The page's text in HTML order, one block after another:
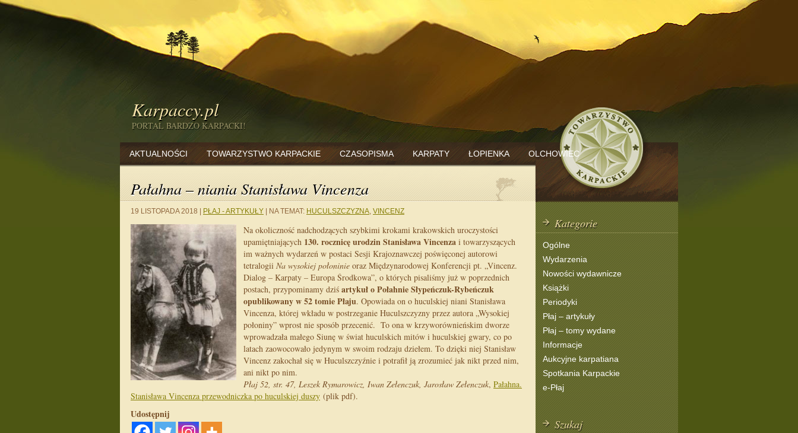
Karpaccy.pl
PORTAL BARDZO KARPACKI!
AKTUALNOŚCI TOWARZYSTWO KARPACKIE CZASOPISMA KARPATY ŁOPIENKA OLCHOWIEC
Pałahna – niania Stanisława Vincenza
19 LISTOPADA 2018 PŁAJ - ARTYKUŁY NA TEMAT: HUCULSZCZYZNA, VINCENZ
Na okoliczność nadchodzących szybkimi krokami krakowskich uroczystości
upamiętniających 130. rocznicę urodzin Stanisława Vincenza i towarzyszących
im ważnych wydarzeń w postaci Sesji Krajoznawczej poświęconej autorowi
tetralogii Na wysokiej połoninie oraz Międzynarodowej Konferencji pt. „Vincenz.
Dialog – Karpaty – Europa Środkowa”, o których pisaliśmy już w poprzednich
postach, przypominamy dziś artykuł o Połahnie Słypeńczuk-Rybeńczuk
opublikowany w 52 tomie Płaju. Opowiada on o huculskiej niani Stanisława
Vincenza, której wkładu w postrzeganie Huculszczyzny przez autora „Wysokiej
połoniny” wprost nie sposób przecenić. To ona w krzyworównieńskim dworze
wprowadzała małego Siunę w świat huculskich mitów i huculskiej gwary, co po
latach zaowocowało jedynym w swoim rodzaju dziełem. To dzięki niej Stanisław
Vincenz zakochał się w Huculszczyźnie i potrafił ją zrozumieć jak nikt przed nim,
ani nikt po nim.
Płaj 52, str. 47, Leszek Rymarowicz, Iwan Zełenczuk, Jarosław Zełenczuk, Pałahna.
Stanisława Vincenza przewodniczka po huculskiej duszy (plik pdf).
Udostępnij
Kategorie
Ogólne
Wydarzenia
Nowości wydawnicze
Książki
Periodyki
Płaj – artykuły
Płaj – tomy wydane
Informacje
Aukcyjne karpatiana
Spotkania Karpackie
e-Płaj
Szukaj